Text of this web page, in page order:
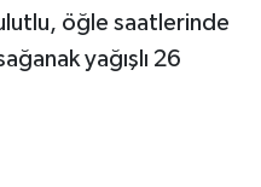
öğle saatlerinde
yağışlı 26